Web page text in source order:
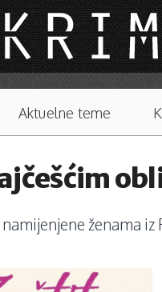
Aktuelne teme
ženama